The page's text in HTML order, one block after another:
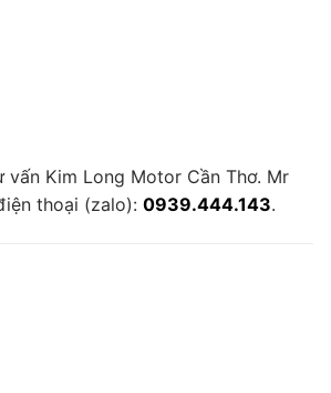
vấn Kim Long Motor Cần Thơ. Mr
thoại (zalo): 0939.444.143.